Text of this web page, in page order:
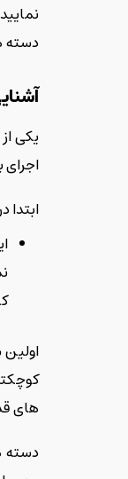
دسته
یکی
اجرای
کوچکتر
های
دسته